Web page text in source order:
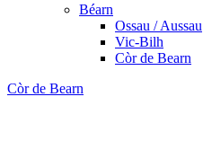
Béarn
Ossau / Aussau
Vic-Bilh
Còr de Bearn
Còr de Bearn